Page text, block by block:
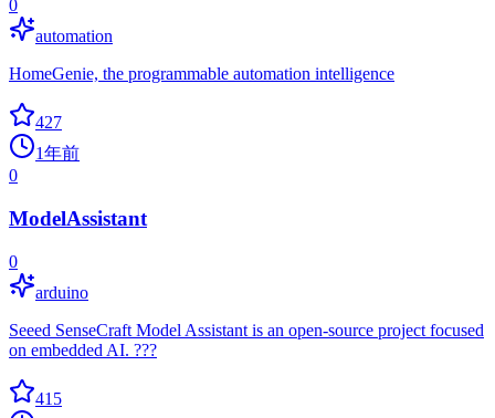
0
automation
HomeGenie, the programmable automation intelligence
427
1年前
0
ModelAssistant
0
arduino
Seeed SenseCraft Model Assistant is an open-source project focused
on embedded AI. ???
415